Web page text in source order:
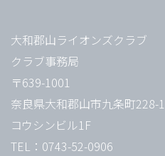
大和郡山ライオンズクラブ
クラブ事務局
〒639-1001
奈良県大和郡山市九条町228-1
コウシンビル1F
TEL：0743-52-0906